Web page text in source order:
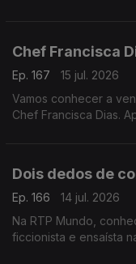
Chef Francisca
Ep. 167
15 jul. 2026
Vamos conhecer a
Chef Francisca Dias.
Dois dedos de
Ep. 166
14 jul. 2026
Na RTP Mundo,
ficcionista e ensaísta